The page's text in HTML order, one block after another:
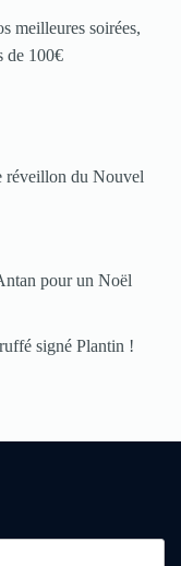
meilleures soirées,
de 100€
réveillon du Nouvel
pour un Noël
signé Plantin !